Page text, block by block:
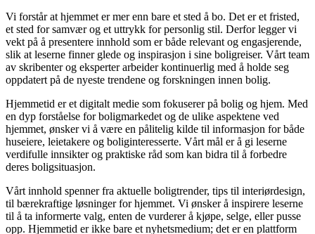
Vi forstår at hjemmet er mer enn bare et sted å bo. Det er et fristed,
et sted for samvær og et uttrykk for personlig stil. Derfor legger vi
vekt på å presentere innhold som er både relevant og engasjerende,
slik at leserne finner glede og inspirasjon i sine boligreiser. Vårt team
av skribenter og eksperter arbeider kontinuerlig med å holde seg
oppdatert på de nyeste trendene og forskningen innen bolig.
Hjemmetid er et digitalt medie som fokuserer på bolig og hjem. Med
en dyp forståelse for boligmarkedet og de ulike aspektene ved
hjemmet, ønsker vi å være en pålitelig kilde til informasjon for både
huseiere, leietakere og boliginteresserte. Vårt mål er å gi leserne
verdifulle innsikter og praktiske råd som kan bidra til å forbedre
deres boligsituasjon.
Vårt innhold spenner fra aktuelle boligtrender, tips til interiørdesign,
til bærekraftige løsninger for hjemmet. Vi ønsker å inspirere leserne
til å ta informerte valg, enten de vurderer å kjøpe, selge, eller pusse
opp. Hjemmetid er ikke bare et nyhetsmedium; det er en plattform